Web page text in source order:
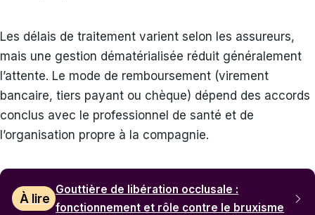
Les délais de traitement varient selon les assureurs,
mais une gestion dématérialisée réduit généralement
l’attente. Le mode de remboursement (virement
bancaire, tiers payant ou chèque) dépend des accords
conclus avec le professionnel de santé et de
l’organisation propre à la compagnie.
À lire
Gouttière de libération occlusale :
fonctionnement et rôle contre le bruxisme